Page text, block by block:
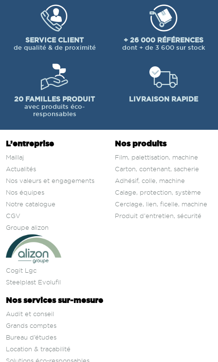
SERVICE CLIENT
de qualité & de proximité
+ 26 000 RÉFÉRENCES
dont + de 3 600 sur stock
20 FAMILLES PRODUIT
avec produits éco-
responsables
LIVRAISON RAPIDE
L’entreprise
Maillaj
Actualités
Nos valeurs et engagements
Nos équipes
Notre catalogue
CGV
Groupe alizon
Cogit Lgc
Steelplast Evolufil
Nos produits
Film, palettisation, machine
Carton, contenant, sacherie
Adhésif, colle, machine
Calage, protection, système
Cerclage, lien, ficelle, machine
Produit d'entretien, sécurité
Nos services sur‑mesure
Audit et conseil
Grands comptes
Bureau d’études
Location & traçabilité